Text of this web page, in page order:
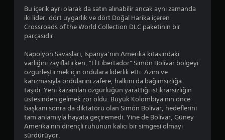
y
d
ı
z
Bu içerik ayrı olarak da satın alınabilir ancak aynı zamanda
iki lider, dört uygarlık ve dört Doğal Harika içeren
Crossroads of the World Collection DLC paketinin bir
parçasıdır.
Napolyon Savaşları, İspanya’nın Amerika kıtasındaki
varlığını zayıflatırken, "El Libertador" Simón Bolívar bölgeyi
özgürleştirmek için ordulara liderlik etti. Azim ve
karizmasıyla ordularını zafere, halkını da bağımsızlığa
taşıdı. Yeni kazanılan özgürlüğün yarattığı istikrarsızlığın
üstesinden gelmek zor oldu. Büyük Kolombiya'nın önce
başkanı sonra da diktatörü olan Simón Bolívar, hedeflerini
tam anlamıyla hayata geçiremedi. Yine de Bolívar, Güney
Amerika'nın dirençli ruhunun kalıcı bir simgesi olmayı
sürdürüyor.